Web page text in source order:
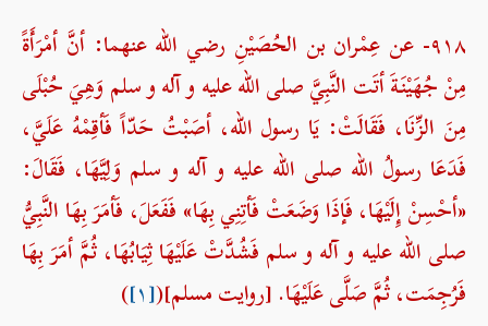
۹۱۸- عن عِمْران بن الحُصَيْنِ رضي الله عنهما: أنَّ أمْرَأَةً
مِنْ جُهَيْنَةَ أتَت النَّبِيَّ صلی الله علیه و آله و سلم وَهِيَ حُبْلَى
مِنَ الزِّنَا، فَقَالَتْ: يَا رسول الله، أصَبْتُ حَدّاً فَأقِمْهُ عَلَيَّ،
فَدَعَا رسولُ الله صلی الله علیه و آله و سلم وَلِيَّهَا، فَقَالَ:
«أحْسِنْ إِلَيْهَا، فَإذَا وَضَعَتْ فَأتِنِي بِهَا» فَفَعَلَ، فَأمَرَ بِهَا النَّبِيُّ
صلی الله علیه و آله و سلم فَشُدَّتْ عَلَيْهَا ثِيَابُهَا، ثُمَّ أمَرَ بِهَا
فَرُجِمَت، ثُمَّ صَلَّى عَلَيْهَا. [روایت مسلم]([۱] )